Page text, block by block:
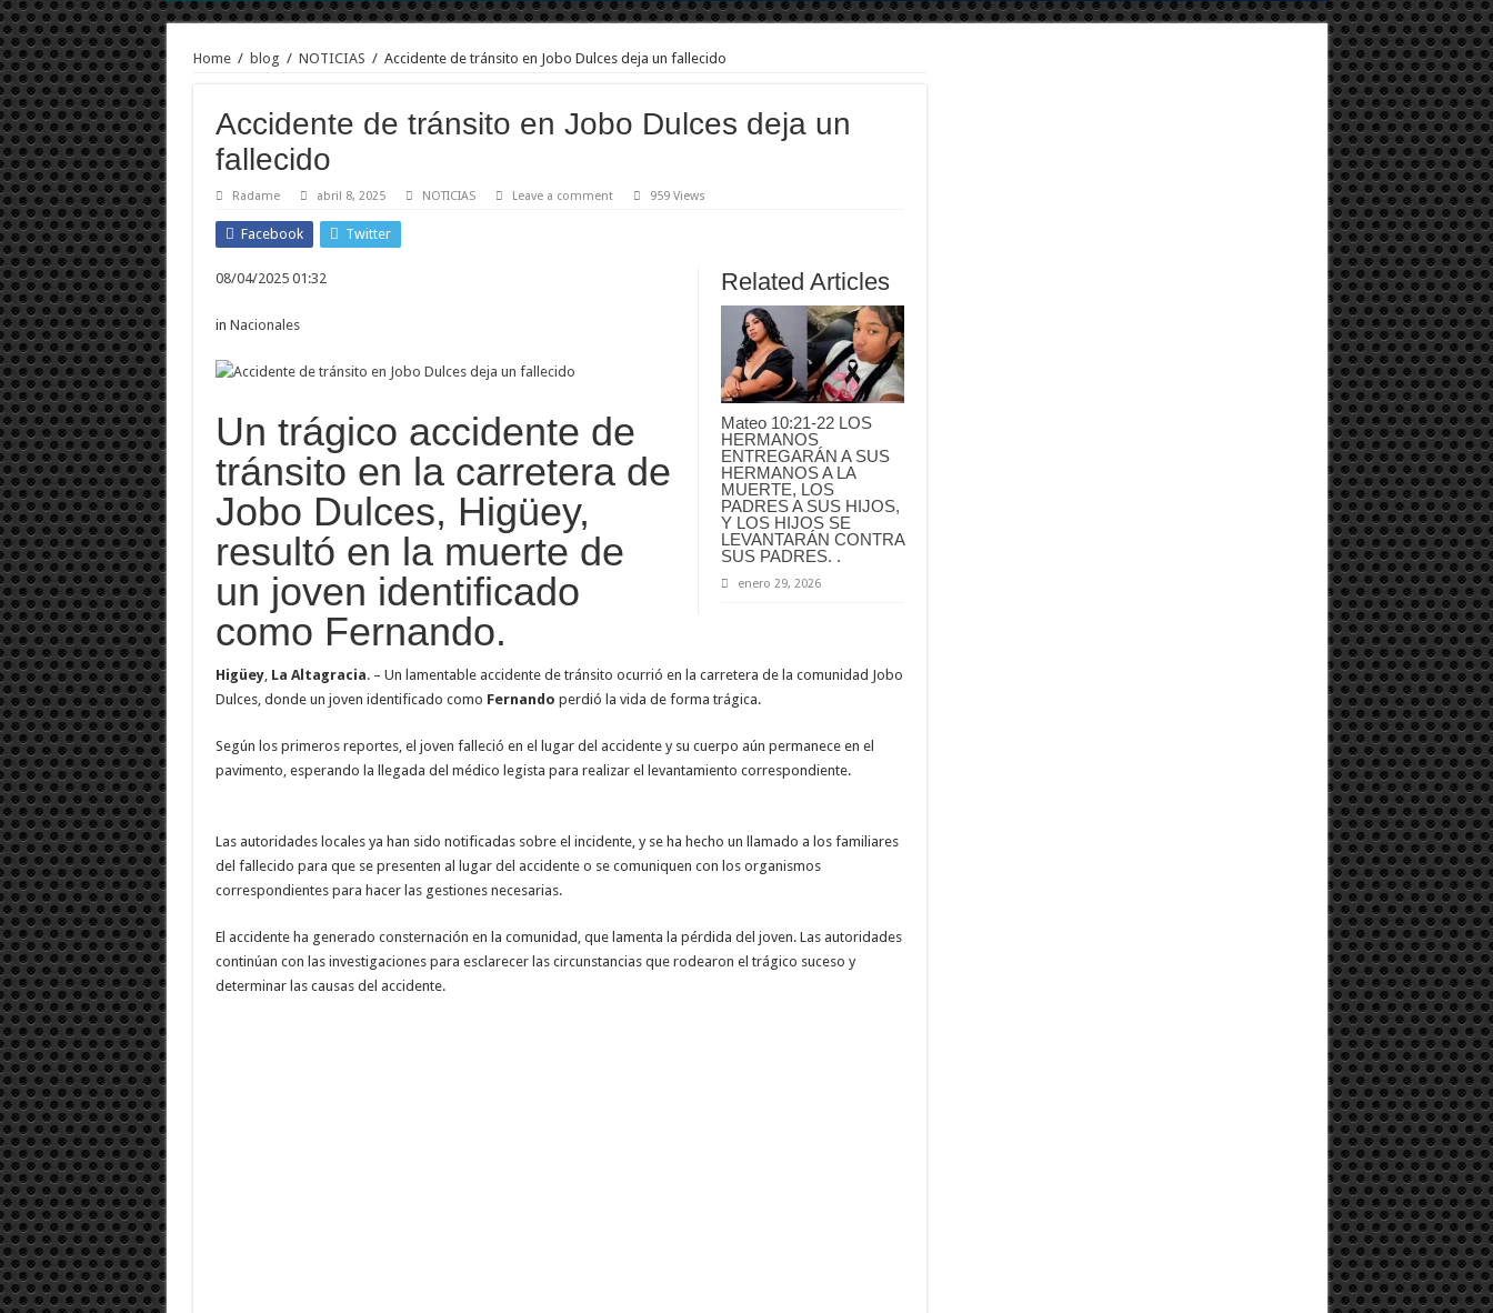
Home / blog / NOTICIAS / Accidente de tránsito en Jobo Dulces deja un fallecido
Accidente de tránsito en Jobo Dulces deja un
fallecido
Radame abril 8, 2025 NOTICIAS Leave a comment 959 Views
Facebook Twitter
Related Articles
Mateo 10:21-22 LOS
HERMANOS
ENTREGARÁN A SUS
HERMANOS A LA
MUERTE, LOS
PADRES A SUS HIJOS,
Y LOS HIJOS SE
LEVANTARÁN CONTRA
SUS PADRES. .
enero 29, 2026
08/04/2025 01:32
in Nacionales
Un trágico accidente de
tránsito en la carretera de
Jobo Dulces, Higüey,
resultó en la muerte de
un joven identificado
como Fernando.
Higüey, La Altagracia. – Un lamentable accidente de tránsito ocurrió en la carretera de la comunidad Jobo
Dulces, donde un joven identificado como Fernando perdió la vida de forma trágica.
Según los primeros reportes, el joven falleció en el lugar del accidente y su cuerpo aún permanece en el
pavimento, esperando la llegada del médico legista para realizar el levantamiento correspondiente.
Las autoridades locales ya han sido notificadas sobre el incidente, y se ha hecho un llamado a los familiares
del fallecido para que se presenten al lugar del accidente o se comuniquen con los organismos
correspondientes para hacer las gestiones necesarias.
El accidente ha generado consternación en la comunidad, que lamenta la pérdida del joven. Las autoridades
continúan con las investigaciones para esclarecer las circunstancias que rodearon el trágico suceso y
determinar las causas del accidente.